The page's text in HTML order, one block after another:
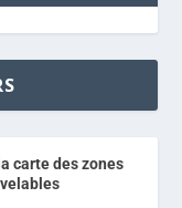
carte des zones